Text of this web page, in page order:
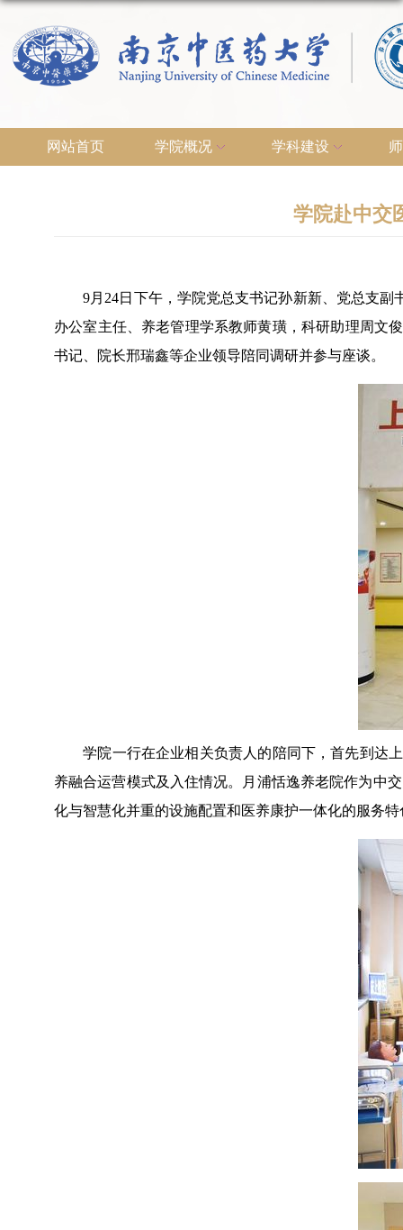
网站首页 学院概况 学科建设
学院赴中交
9月 24日下午，学院党总支书记孙新新、党总支
办公室主任、养老管理学系教师黄璜，科研助理周文
书记、院长邢瑞鑫等企业领导陪同调研并参与座谈。
学院一行在企业相关负责人的陪同下，首先到达
养融合运营模式及入住情况。月浦恬逸养老院作为中
化与智慧化并重的设施配置和医养康护一体化的服务